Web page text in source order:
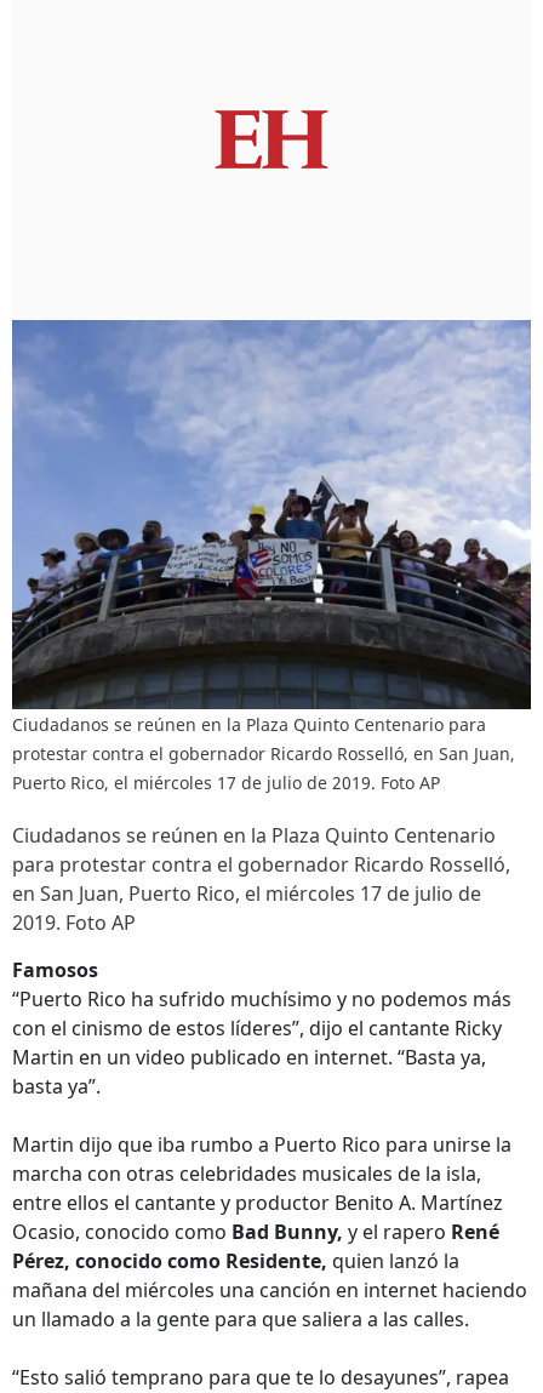
Ciudadanos se reúnen en la Plaza Quinto Centenario para
protestar contra el gobernador Ricardo Rosselló, en San Juan,
Puerto Rico, el miércoles 17 de julio de 2019. Foto AP
Ciudadanos se reúnen en la Plaza Quinto Centenario
para protestar contra el gobernador Ricardo Rosselló,
en San Juan, Puerto Rico, el miércoles 17 de julio de
2019. Foto AP
Famosos
“Puerto Rico ha sufrido muchísimo y no podemos más
con el cinismo de estos líderes”, dijo el cantante Ricky
Martin en un video publicado en internet. “Basta ya,
basta ya”.
Martin dijo que iba rumbo a Puerto Rico para unirse la
marcha con otras celebridades musicales de la isla,
entre ellos el cantante y productor Benito A. Martínez
Ocasio, conocido como Bad Bunny, y el rapero René
Pérez, conocido como Residente, quien lanzó la
mañana del miércoles una canción en internet haciendo
un llamado a la gente para que saliera a las calles.
“Esto salió temprano para que te lo desayunes”, rapea